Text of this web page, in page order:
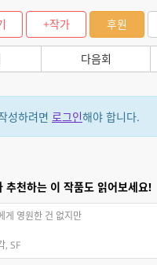
+작가 후원
다음회
성하려면 로그인해야 합니다.
추천하는 이 작품도 읽어보세요!
게 영원한 건 없지만
, SF